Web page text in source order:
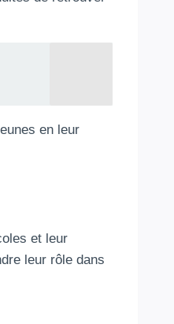
en leur
et leur
leur rôle dans